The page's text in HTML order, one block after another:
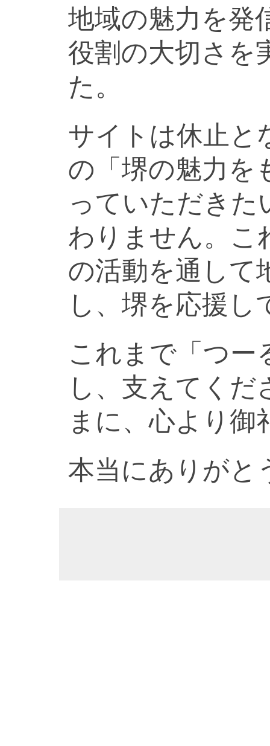
地域の魅力を発
役割の大切さを
た。
サイトは休止と
の「堺の魅力を
っていただきた
わりません。こ
の活動を通して
し、堺を応援し
これまで「つー
し、支えてく
まに、心より御
本当にありがと